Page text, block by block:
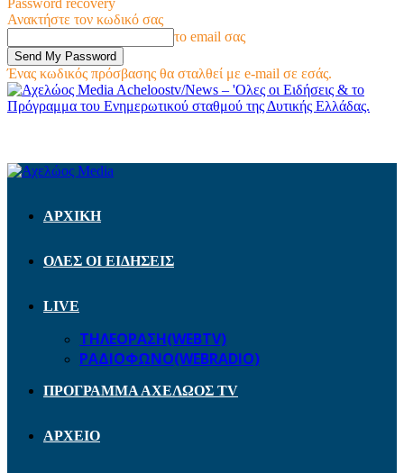
Password recovery
Ανακτήστε τον κωδικό σας
το email σας
Ένας κωδικός πρόσβασης θα σταλθεί με e-mail σε εσάς.
Acheloostv/News – 'Ολες οι Ειδήσεις & το
Πρόγραμμα του Ενημερωτικού σταθμού της Δυτικής Ελλάδας.
ΑΡΧΙΚΗ
ΟΛΕΣ ΟΙ ΕΙΔΗΣΕΙΣ
LIVE
ΤΗΛΕΟΡΑΣΗ(WEBTV)
ΡΑΔΙΟΦΩΝΟ(WEBRADIO)
ΠΡΟΓΡΑΜΜΑ ΑΧΕΛΩΟΣ TV
ΑΡΧΕΙΟ